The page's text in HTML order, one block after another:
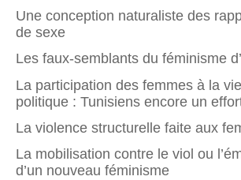
Une conception naturaliste des
de sexe
Les faux-semblants du féminisme
La participation des femmes à la vie
politique : Tunisiens encore un
La violence structurelle faite aux
La mobilisation contre le viol ou
d’un nouveau féminisme